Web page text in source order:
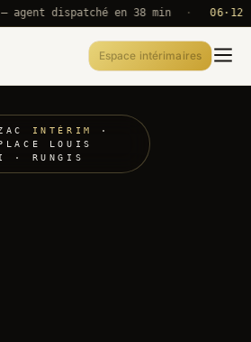
dispatché en 38 min · 06·12 UTC
Espace intérimaires
INTÉRIM
·
LOUIS
RUNGIS